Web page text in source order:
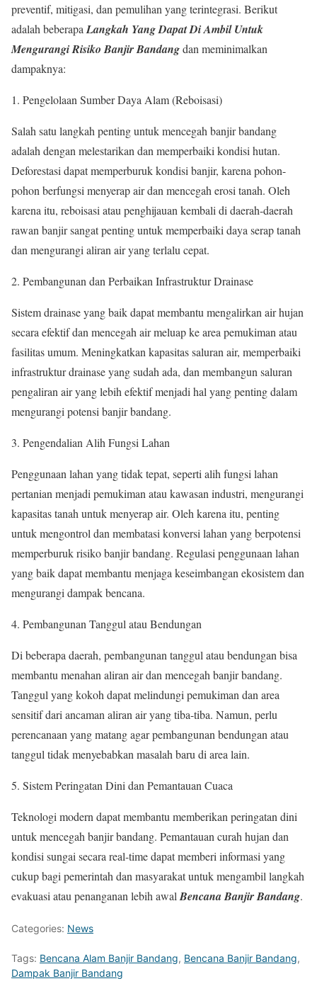
preventif, mitigasi, dan pemulihan yang terintegrasi. Berikut
adalah beberapa Langkah Yang Dapat DiAmbil Untuk
Mengurangi Risiko Banjir Bandangdan meminimalkan
dampaknya:
Pengelolaan Sumber Daya Alam (Reboisasi)
Salah satu langkah penting untuk mencegah banjir bandang
adalah dengan melestarikan dan memperbaiki kondisi hutan.
Deforestasi dapat memperburuk kondisi banjir, karena pohon-
pohon berfungsi menyerap air dan mencegah erosi tanah. Oleh
karena itu, reboisasi atau penghijauan kembali di daerah-daerah
rawan banjir sangat penting untuk memperbaiki daya serap tanah
dan mengurangi aliran air yang terlalu cepat.
Pembangunan dan Perbaikan Infrastruktur Drainase
Sistem drainase yang baik dapat membantu mengalirkan air hujan
secara efektif dan mencegah air meluap ke area pemukiman atau
fasilitas umum. Meningkatkan kapasitas saluran air, memperbaiki
infrastruktur drainase yang sudah ada, dan membangun saluran
pengaliran air yang lebih efektif menjadi hal yang penting dalam
mengurangi potensi banjir bandang.
Pengendalian Alih Fungsi Lahan
Penggunaan lahan yang tidak tepat, seperti alih fungsi lahan
pertanian menjadi pemukiman atau kawasan industri, mengurangi
kapasitas tanah untuk menyerap air. Oleh karena itu, penting
untuk mengontrol dan membatasi konversi lahan yang berpotensi
memperburuk risiko banjir bandang. Regulasi penggunaan lahan
yang baik dapat membantu menjaga keseimbangan ekosistem dan
mengurangi dampak bencana.
Pembangunan Tanggul atau Bendungan
Di beberapa daerah, pembangunan tanggul atau bendungan bisa
membantu menahan aliran air dan mencegah banjir bandang.
Tanggul yang kokoh dapat melindungi pemukiman dan area
sensitif dari ancaman aliran air yang tiba-tiba. Namun, perlu
perencanaan yang matang agar pembangunan bendungan atau
tanggul tidak menyebabkan masalah baru di area lain.
Sistem Peringatan Dini dan Pemantauan Cuaca
Teknologi modern dapat membantu memberikan peringatan dini
untuk mencegah banjir bandang. Pemantauan curah hujan dan
kondisi sungai secara real-time dapat memberi informasi yang
cukup bagi pemerintah dan masyarakat untuk mengambil langkah
evakuasi atau penanganan lebih awal Bencana Banjir Bandang.
Categories: News
Tags: Bencana Alam Banjir Bandang, Bencana Banjir Bandang,
Dampak Banjir Bandang